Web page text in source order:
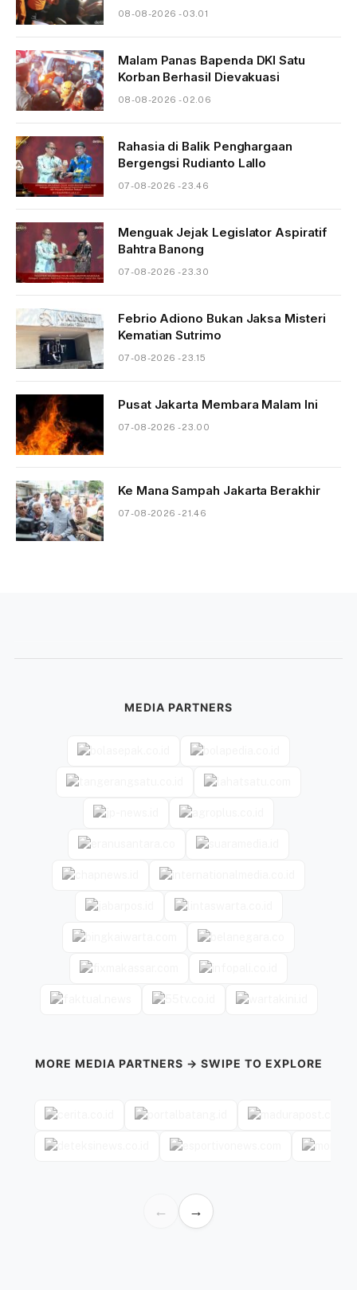
08-08-2026 - 03.01
Malam Panas Bapenda DKI Satu
Korban Berhasil Dievakuasi
08-08-2026 - 02.06
Rahasia di Balik Penghargaan
Bergengsi Rudianto Lallo
07-08-2026 - 23.46
Menguak Jejak Legislator Aspiratif
Bahtra Banong
07-08-2026 - 23.30
Febrio Adiono Bukan Jaksa Misteri
Kematian Sutrimo
07-08-2026 - 23.15
Pusat Jakarta Membara Malam Ini
07-08-2026 - 23.00
Ke Mana Sampah Jakarta Berakhir
07-08-2026 - 21.46
MEDIA PARTNERS
MORE MEDIA PARTNERS → SWIPE TO EXPLORE
← →